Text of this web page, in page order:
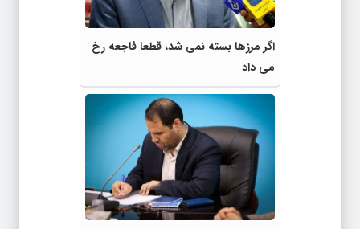
اگر مرزها بسته نمی شد، قطعا فاجعه رخ
می داد